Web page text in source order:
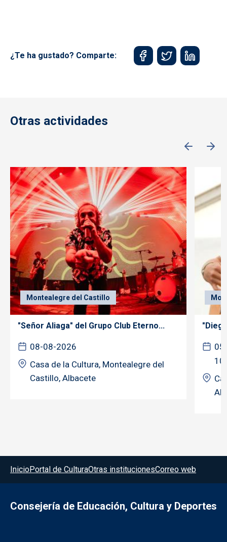
¿Te ha gustado? Comparte:
Otras actividades
Montealegre del Castillo
"Señor Aliaga" del Grupo Club Eterno...
08-08-2026
Casa de la Cultura, Montealegre del
Castillo, Albacete
Menú del pie
InicioPortal de CulturaOtras institucionesCorreo web
Consejería de Educación, Cultura y Deportes